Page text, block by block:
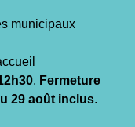
municipaux
. Fermeture
29 août inclus.